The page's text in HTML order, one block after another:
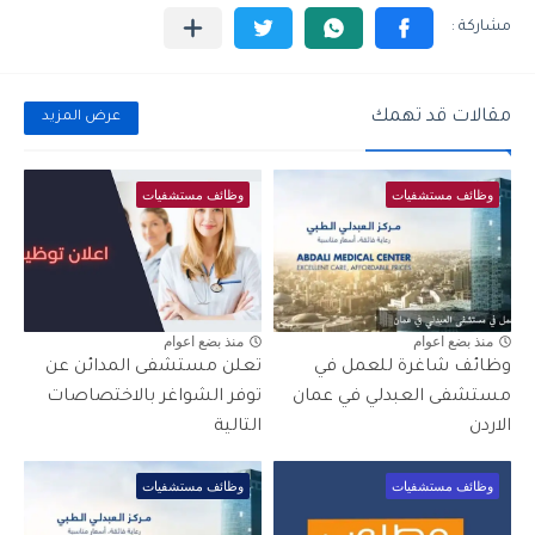
مقالات قد تهمك عرض المزيد
وظائف مستشفيات
منذ بضع اعوام
وظائف شاغرة للعمل في
مستشفى العبدلي في عمان
الاردن
وظائف مستشفيات
منذ بضع اعوام
تعلن مستشفى المدائن عن
توفر الشواغر بالاختصاصات
التالية
وظائف مستشفيات وظائف مستشفيات